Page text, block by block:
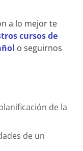
a lo mejor te
cursos de
o seguirnos
de la
de un